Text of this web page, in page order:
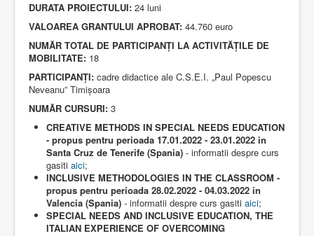
/
5
DURATA PROIECTULUI: 24 luni
VALOAREA GRANTULUI APROBAT: 44.760 euro
NUMĂR TOTAL DE PARTICIPANȚI LA ACTIVITĂȚILE DE
MOBILITATE: 18
PARTICIPANȚI: cadre didactice ale C.S.E.I. „Paul Popescu
Neveanu” Timișoara
NUMĂR CURSURI: 3
CREATIVE METHODS IN SPECIAL NEEDS EDUCATION
- propus pentru perioada 17.01.2022 - 23.01.2022 in
Santa Cruz de Tenerife (Spania) - informatii despre curs
gasiti aici;
INCLUSIVE METHODOLOGIES IN THE CLASSROOM -
propus pentru perioada 28.02.2022 - 04.03.2022 in
Valencia (Spania) - informatii despre curs gasiti aici;
SPECIAL NEEDS AND INCLUSIVE EDUCATION, THE
ITALIAN EXPERIENCE OF OVERCOMING